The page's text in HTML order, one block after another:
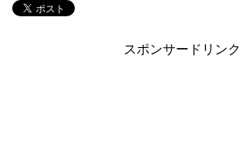
スポンサードリンク